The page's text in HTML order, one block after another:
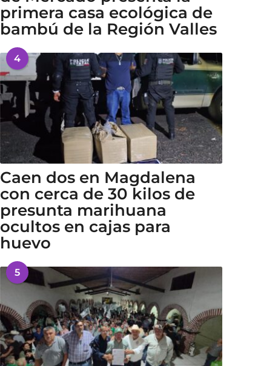
primera casa ecológica de
bambú de la Región Valles
4
Caen dos en Magdalena
con cerca de 30 kilos de
presunta marihuana
ocultos en cajas para
huevo
5